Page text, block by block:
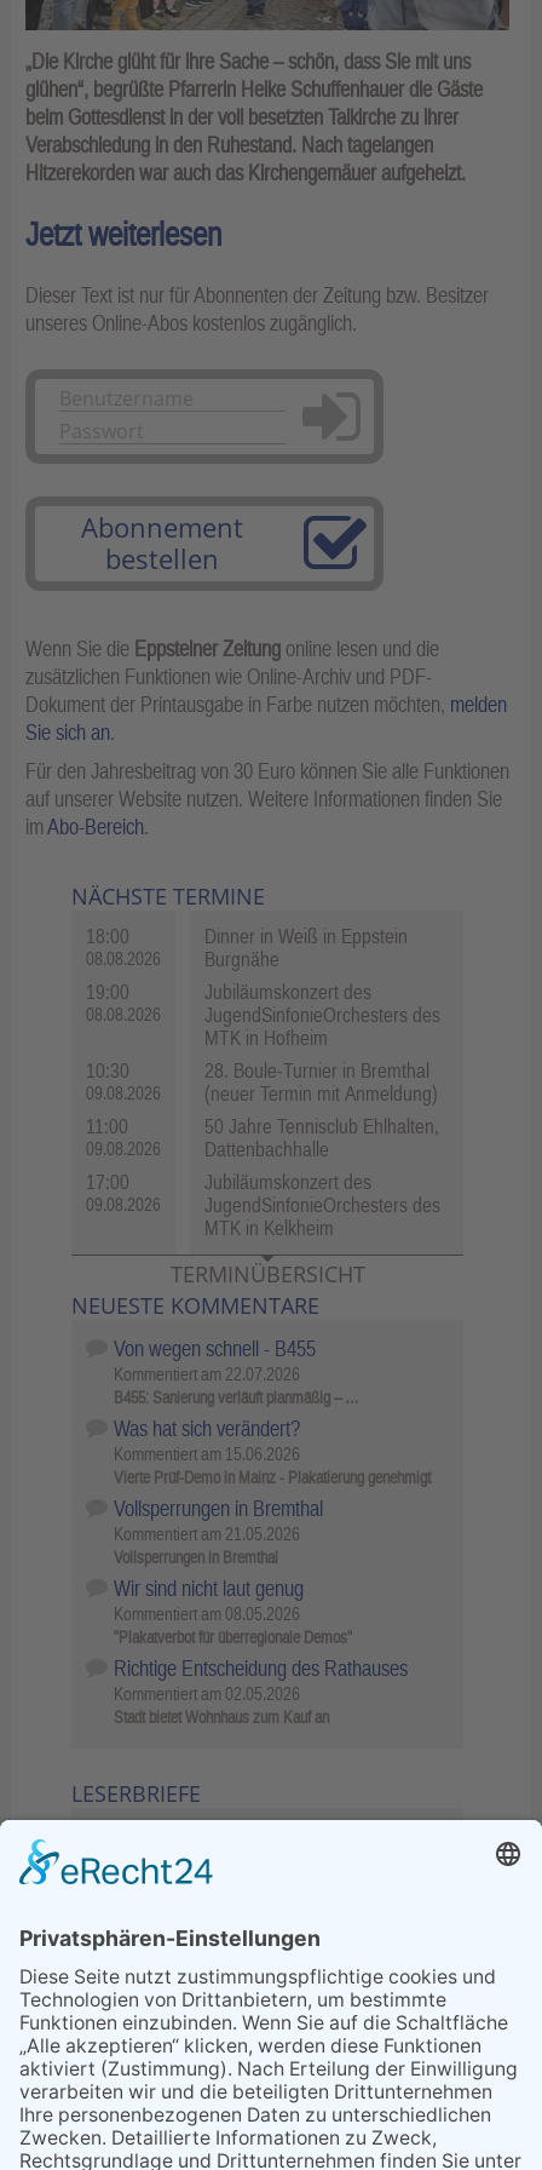
„Die Kirche glüht für ihre Sache – schön, dass Sie mit uns
glühen“, begrüßte Pfarrerin Heike Schuffenhauer die Gäste
beim Gottesdienst in der voll besetzten Talkirche zu ihrer
Verabschiedung in den Ruhestand. Nach tagelangen
Hitzerekorden war auch das Kirchengemäuer aufgeheizt.
Jetzt weiterlesen
Dieser Text ist nur für Abonnenten der Zeitung bzw. Besitzer
unseres Online-Abos kostenlos zugänglich.
Anmelden
Abonnement
bestellen
Wenn Sie die Eppsteiner Zeitung online lesen und die
zusätzlichen Funktionen wie Online-Archiv und PDF-
Dokument der Printausgabe in Farbe nutzen möchten, melden
Sie sich an.
Für den Jahresbeitrag von 30 Euro können Sie alle Funktionen
auf unserer Website nutzen. Weitere Informationen finden Sie
imAbo-Bereich.
NÄCHSTE TERMINE
18:00
08.08.2026
Dinner in Weiß in Eppstein
Burgnähe
19:00
08.08.2026
Jubiläumskonzert des
JugendSinfonieOrchesters des
MTK in Hofheim
10:30
09.08.2026
28. Boule-Turnier in Bremthal
(neuer Termin mit Anmeldung)
11:00
09.08.2026
50 Jahre Tennisclub Ehlhalten,
Dattenbachhalle
17:00
09.08.2026
Jubiläumskonzert des
JugendSinfonieOrchesters des
MTK in Kelkheim
TERMINÜBERSICHT
NEUESTE KOMMENTARE
Von wegen schnell - B455
Kommentiert am 22.07.2026
B455: Sanierung verläuft planmäßig – …
Was hat sich verändert?
Kommentiert am 15.06.2026
Vierte Prüf-Demo in Mainz - Plakatierung genehmigt
Vollsperrungen in Bremthal
Kommentiert am 21.05.2026
Vollsperrungen in Bremthal
Wir sind nicht laut genug
Kommentiert am 08.05.2026
"Plakatverbot für überregionale Demos"
Richtige Entscheidung des Rathauses
Kommentiert am 02.05.2026
Stadt bietet Wohnhaus zum Kauf an
LESERBRIEFE
Sperrung B455: Kleiner
Grenzverkehr statt weite Wege
21.04.2026
Wenn Bahn-Computer nicht
miteinander kommunizieren
11.03.2026
"Plakatverbot für überregionale
Demos"
04.02.2026
Gelbe Tonne – Ein kleiner Blick
über den Tellerand